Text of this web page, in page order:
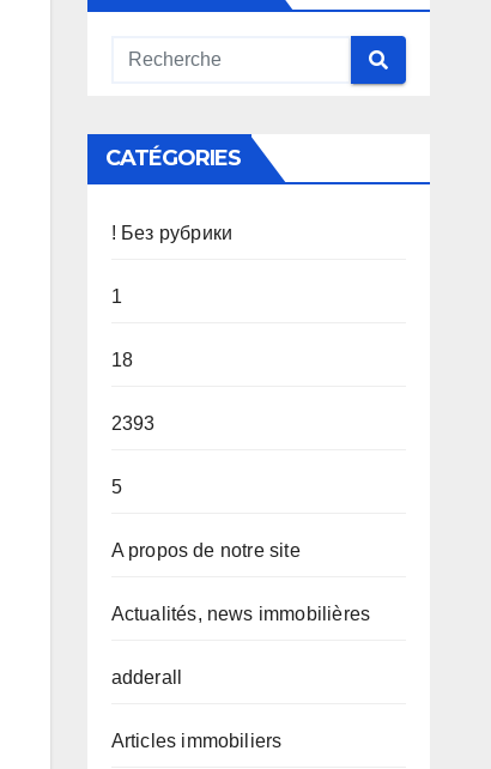
CATÉGORIES
! Без рубрики
1
18
2393
5
A propos de notre site
Actualités, news immobilières
adderall
Articles immobiliers